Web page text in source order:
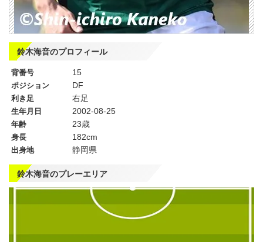
鈴木海音のプロフィール
背番号 15
ポジション DF
利き足 右足
生年月日 2002-08-25
年齢 23歳
身長 182cm
出身地 静岡県
鈴木海音のプレーエリア
左
WG
CF
右
WG
CMF